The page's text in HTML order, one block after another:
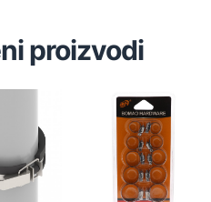
proizvodi